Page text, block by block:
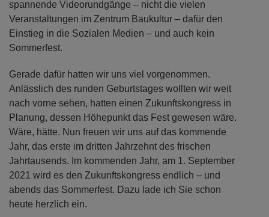
spannende Videorundgänge – nicht die vielen
Veranstaltungen im Zentrum Baukultur – dafür den
Einstieg in die Sozialen Medien – und auch kein
Sommerfest.
Gerade dafür hatten wir uns viel vorgenommen.
Anlässlich des runden Geburtstages wollten wir weit
nach vorne sehen, hatten einen Zukunftskongress in
Planung, dessen Höhepunkt das Fest gewesen wäre.
Wäre, hätte. Nun freuen wir uns auf das kommende
Jahr, das erste im dritten Jahrzehnt des frischen
Jahrtausends. Im kommenden Jahr, am 1. September
2021 wird es den Zukunftskongress endlich – und
abends das Sommerfest. Dazu lade ich Sie schon
heute herzlich ein.